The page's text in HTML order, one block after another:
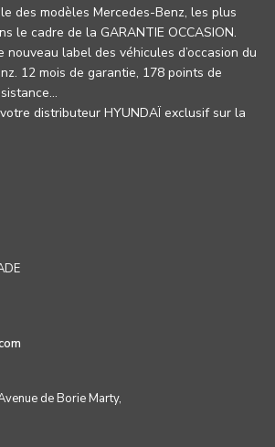
des modèles Mercedes-Benz, les plus
le cadre de la GARANTIE OCCASION.
nouveau label des véhicules d’occasion du
12 mois de garantie, 178 points de
distributeur HYUNDAÏ exclusif sur la
de Borie Marty,